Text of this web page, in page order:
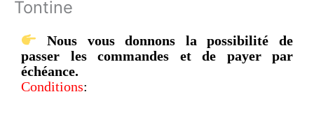
Tontine
Nous vous donnons la possibilité de
passer les commandes et de payer par
échéance.
Conditions: